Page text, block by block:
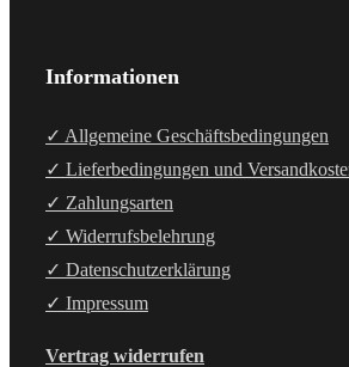
Informationen
✓ Allgemeine Geschäftsbedingungen
✓ Lieferbedingungen und
✓ Zahlungsarten
✓ Widerrufsbelehrung
✓ Datenschutzerklärung
✓ Impressum
Vertrag widerrufen